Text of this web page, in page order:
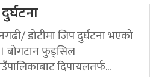
डोटीमा जिप दुर्घटना भएको
बोगटान फुड्सिल
दिपायलतर्फ...